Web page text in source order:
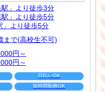
駅」より徒歩3分
駅」より徒歩5分
」より徒歩5分
まで(高校生不可)
円～
円～
日払いOK
短時間勤務OK